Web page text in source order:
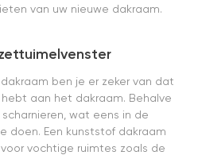
van uw nieuwe dakraam.
dakraam ben je er zeker van dat
aan het dakraam. Behalve
wat eens in de
doen. Een kunststof dakraam
vochtige ruimtes zoals de